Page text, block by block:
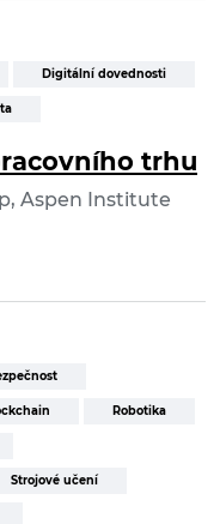
Digitální dovednosti
trhu
Aspen Institute
Robotika
Strojové učení